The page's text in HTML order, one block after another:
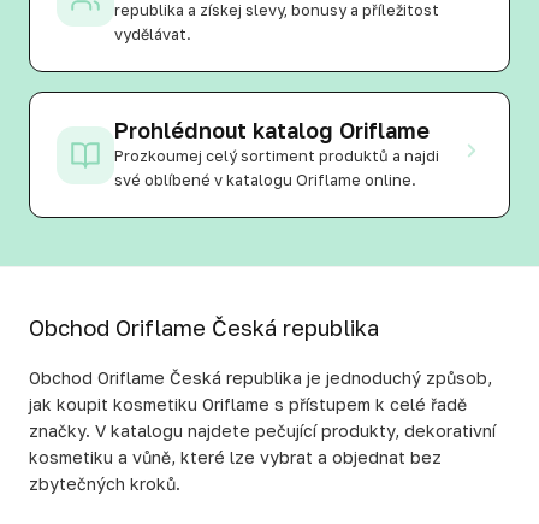
republika a získej slevy, bonusy a příležitost
vydělávat.
Prohlédnout katalog Oriflame
Prozkoumej celý sortiment produktů a najdi
své oblíbené v katalogu Oriflame online.
Obchod Oriflame Česká republika
Obchod Oriflame Česká republika je jednoduchý způsob,
jak koupit kosmetiku Oriflame s přístupem k celé řadě
značky. V katalogu najdete pečující produkty, dekorativní
kosmetiku a vůně, které lze vybrat a objednat bez
zbytečných kroků.